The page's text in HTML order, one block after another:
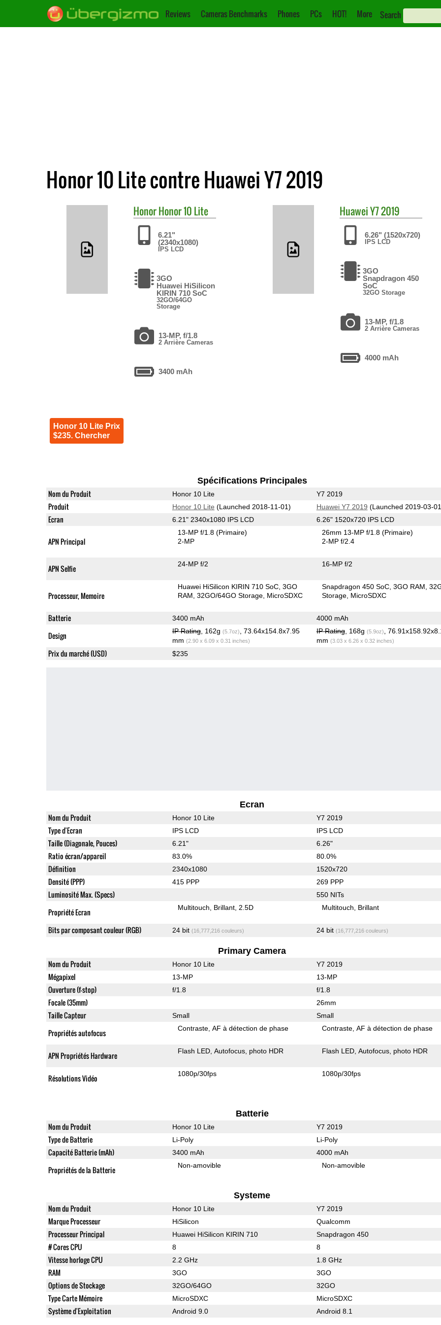
Reviews Cameras Benchmarks Phones PCs HOT! More Search
Honor 10 Lite contre Huawei Y7 2019
HonorHonor 10 Lite
6.21"
(2340x1080)
IPS LCD
3GO
Huawei HiSilicon
KIRIN 710 SoC
32GO/64GO
Storage
13-MP, f/1.8
2 Arrière Cameras
3400 mAh
Honor 10 Lite Prix
$235. Chercher
HuaweiY7 2019
6.26" (1520x720)
IPS LCD
3GO
Snapdragon 450
SoC
32GO Storage
13-MP, f/1.8
2 Arrière Cameras
4000 mAh
Spécifications Principales
Nom du Produit Honor 10 Lite Y7 2019
Produit Honor 10 Lite (Launched 2018-11-01) Huawei Y7 2019 (Launched 2019-03-
Ecran 6.21" 2340x1080 IPS LCD 6.26" 1520x720 IPS LCD
APN Principal
13-MP f/1.8(Primaire)
2-MP
26mm 13-MP f/1.8(Primaire)
2-MP f/2.4
APN Selfie 24-MP f/2 16-MP f/2
Processeur, Memoire
Huawei HiSilicon KIRIN 710 SoC 3GO
RAM 32GO/64GO Storage MicroSDXC
Snapdragon 450 SoC 3GO RAM
Storage MicroSDXC
Batterie 3400 mAh 4000 mAh
Design IP Rating, 162g (5.7oz)
, 73.64x154.8x7.95
mm (2.90 x 6.09 x 0.31 inches)
IP Rating, 168g (5.9oz)
,
mm (3.03 x 6.26 x 0.32 inches)
Prix du marché (USD) $235
Ecran
Nom du Produit Honor 10 Lite Y7 2019
Type d'Ecran IPS LCD IPS LCD
Taille (Diagonale, Pouces) 6.21" 6.26"
Ratio écran/appareil 83.0% 80.0%
Définition 2340x1080 1520x720
Densité (PPP) 415 PPP 269 PPP
Luminosité Max. (Specs) 550 NITs
Propriété Ecran Multitouch Brillant 2.5D Multitouch Brillant
Bits par composant couleur (RGB) 24 bit (16,777,216 couleurs) 24 bit (16,777,216 couleurs)
Primary Camera
Nom du Produit Honor 10 Lite Y7 2019
Mégapixel 13-MP 13-MP
Ouverture (f-stop) f/1.8 f/1.8
Focale (35mm) 26mm
Taille Capteur Small Small
Propriétés autofocus Contraste AF à détection de phase Contraste AF à détection de phase
APN Propriétés Hardware Flash LED Autofocus photo HDR Flash LED Autofocus photo HDR
Résolutions Vidéo 1080p/30fps 1080p/30fps
Batterie
Nom du Produit Honor 10 Lite Y7 2019
Type de Batterie Li-Poly Li-Poly
Capacité Batterie (mAh) 3400 mAh 4000 mAh
Propriétés de la Batterie Non-amovible Non-amovible
Systeme
Nom du Produit Honor 10 Lite Y7 2019
Marque Processeur HiSilicon Qualcomm
Processeur Principal Huawei HiSilicon KIRIN 710 Snapdragon 450
# Cores CPU 8 8
Vitesse horloge CPU 2.2 GHz 1.8 GHz
RAM 3GO 3GO
Options de Stockage 32GO/64GO 32GO
Type Carte Mémoire MicroSDXC MicroSDXC
Système d'Exploitation Android 9.0 Android 8.1